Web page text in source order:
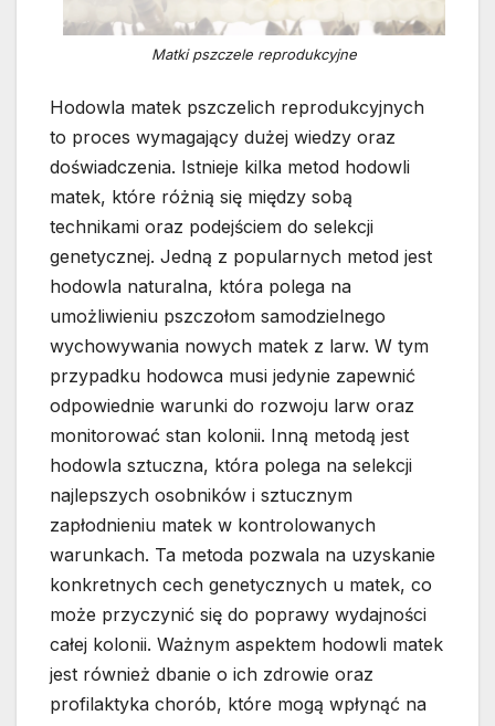
Matki pszczele reprodukcyjne
Hodowla matek pszczelich reprodukcyjnych
to proces wymagający dużej wiedzy oraz
doświadczenia. Istnieje kilka metod hodowli
matek, które różnią się między sobą
technikami oraz podejściem do selekcji
genetycznej. Jedną z popularnych metod jest
hodowla naturalna, która polega na
umożliwieniu pszczołom samodzielnego
wychowywania nowych matek z larw. W tym
przypadku hodowca musi jedynie zapewnić
odpowiednie warunki do rozwoju larw oraz
monitorować stan kolonii. Inną metodą jest
hodowla sztuczna, która polega na selekcji
najlepszych osobników i sztucznym
zapłodnieniu matek w kontrolowanych
warunkach. Ta metoda pozwala na uzyskanie
konkretnych cech genetycznych u matek, co
może przyczynić się do poprawy wydajności
całej kolonii. Ważnym aspektem hodowli matek
jest również dbanie o ich zdrowie oraz
profilaktyka chorób, które mogą wpłynąć na